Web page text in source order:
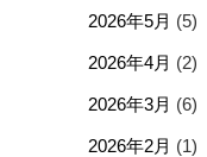
2026年5月 (5)
2026年4月 (2)
2026年3月 (6)
2026年2月 (1)